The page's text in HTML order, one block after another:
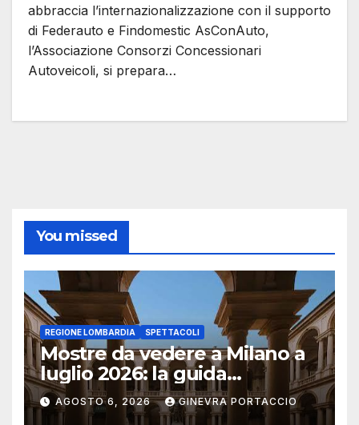
abbraccia l’internazionalizzazione con il supporto
di Federauto e Findomestic AsConAuto,
l’Associazione Consorzi Concessionari
Autoveicoli, si prepara…
You missed
REGIONE LOMBARDIA SPETTACOLI
Mostre da vedere a Milano a
luglio 2026: la guida
aggiornata
AGOSTO 6, 2026 GINEVRA PORTACCIO